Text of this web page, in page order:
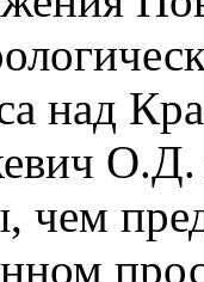
над
О.Д.
чем